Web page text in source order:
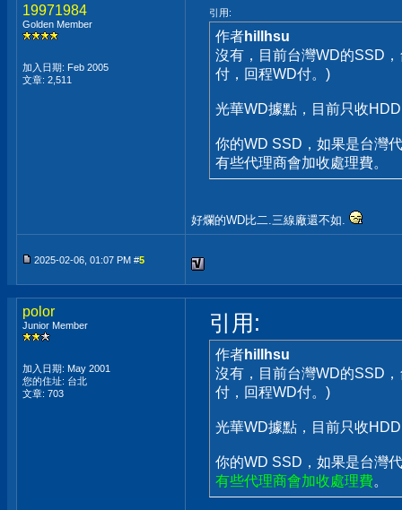
19971984
Golden Member
加入日期: Feb 2005
文章: 2,511
引用:
作者hillhsu
沒有，目前台灣WD的SSD
付，回程WD付。)
光華WD據點，目前只收
你的WD SSD，如果是台灣
有些代理商會加收處理費。
好爛的WD比二.三線廠還不如.
2025-02-06, 01:07 PM #5
polor
Junior Member
加入日期: May 2001
您的住址: 台北
文章: 703
引用:
作者hillhsu
沒有，目前台灣WD的SSD
付，回程WD付。)
光華WD據點，目前只收
你的WD SSD，如果是台灣
有些代理商會加收處理費。